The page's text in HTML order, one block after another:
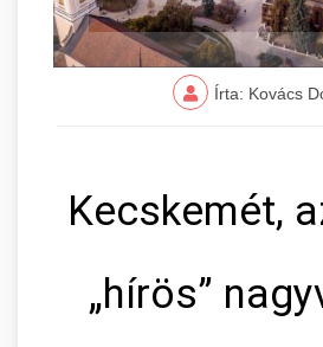
Írta: Kovács
Kecskemét,
„hírös”